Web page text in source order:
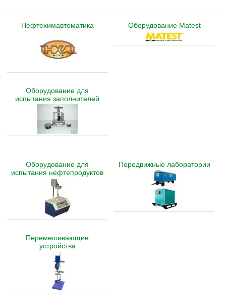
Нефтехимавтоматика Оборудование Matest
Оборудование для
испытания заполнителей
Оборудование для
испытания нефтепродуктов
Передвижные лаборатории
Перемешивающие
устройства